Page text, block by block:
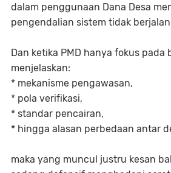
dalam penggunaan Dana Desa
pengendalian sistem tidak
Dan ketika PMD hanya fokus pada
menjelaskan:
* mekanisme pengawasan,
* pola verifikasi,
* standar pencairan,
* hingga alasan perbedaan antar
maka yang muncul justru kesan